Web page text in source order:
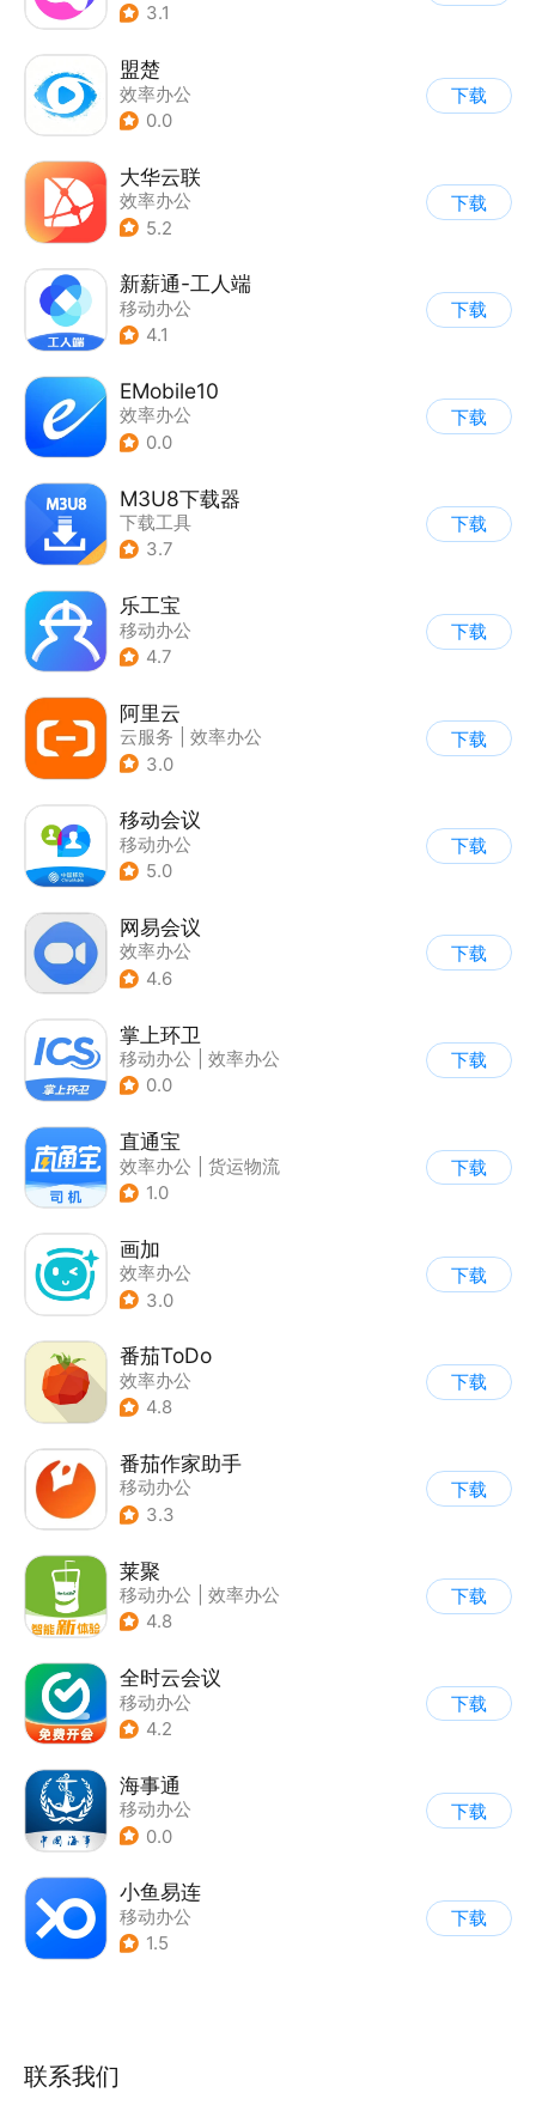
3.1
盟楚
效率办公
0.0
下载
大华云联
效率办公
5.2
下载
新薪通-工人端
移动办公
4.1
下载
EMobile10
效率办公
0.0
下载
M3U8下载器
下载工具
3.7
下载
乐工宝
移动办公
4.7
下载
阿里云
云服务
效率办公
3.0
下载
移动会议
移动办公
5.0
下载
网易会议
效率办公
4.6
下载
掌上环卫
移动办公
效率办公
0.0
下载
直通宝
效率办公
货运物流
1.0
下载
画加
效率办公
3.0
下载
番茄ToDo
效率办公
4.8
下载
番茄作家助手
移动办公
3.3
下载
莱聚
移动办公
效率办公
4.8
下载
全时云会议
移动办公
4.2
下载
海事通
移动办公
0.0
下载
小鱼易连
移动办公
1.5
下载
联系我们